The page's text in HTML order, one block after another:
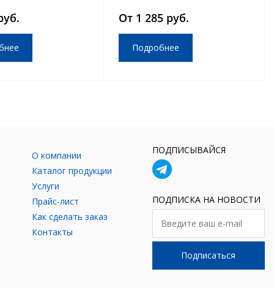
От 1 285 руб.
Подробнее
О компании
Каталог продукции
Услуги
Прайс-лист
Как сделать заказ
Контакты
ПОДПИСЫВАЙСЯ
ПОДПИСКА НА НОВОСТИ
Подписаться